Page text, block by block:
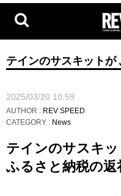
テインのサスキットが
2025/03/20 10:59
AUTHOR : REV SPEED
CATEGORY : News
テインのサスキ
ふるさと納税の返